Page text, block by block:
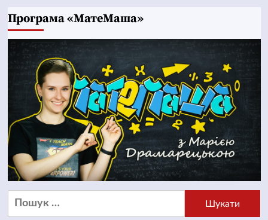
Програма «МатеМаша»
Пошук: